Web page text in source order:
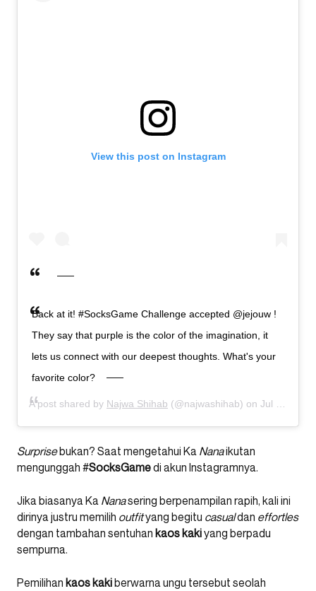
View this post on Instagram
Back at it! #SocksGame Challenge accepted @jejouw !
They say that purple is the color of the imagination, it
lets us connect with our deepest thoughts. What's your
favorite color?
A post shared by Najwa Shihab (@najwashihab) on Jul 16, 2020 at 6:02am PDT
Surprisebukan? Saat mengetahui Ka Nanaikutan
mengunggah #SocksGamedi akun Instagramnya.
Jika biasanya Ka Nanasering berpenampilan rapih, kali ini
dirinya justru memilih outfityang begitu casualdan effortles
dengan tambahan sentuhan kaos kakiyang berpadu
sempurna.
Pemilihan kaos kakiberwarna ungu tersebut seolah